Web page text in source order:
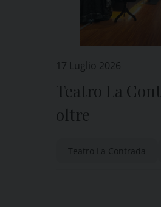
17 Luglio 2026
Teatro La
oltre
Teatro La Contrada